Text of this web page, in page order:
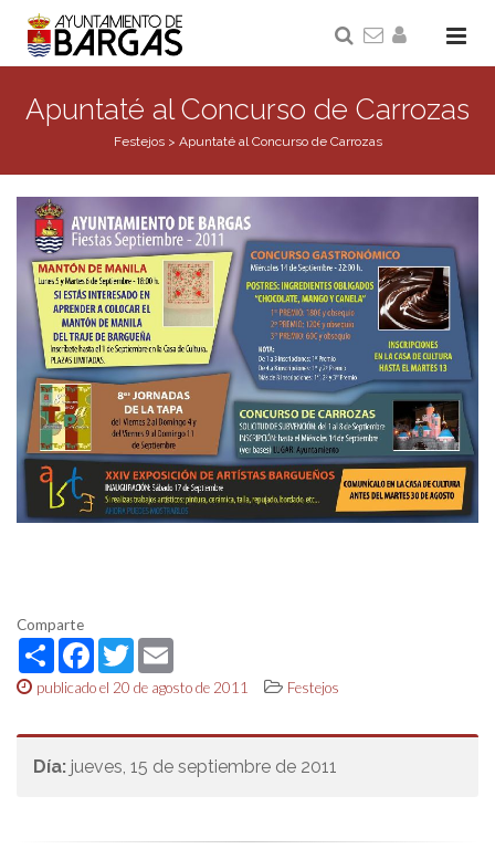
Apuntaté al Concurso de Carrozas
Festejos> Apuntaté al Concurso de Carrozas
Comparte
ShareFacebook
Twitter
publicado el 20 de agosto de 2011 Festejos
Día: jueves, 15 de septiembre de 2011